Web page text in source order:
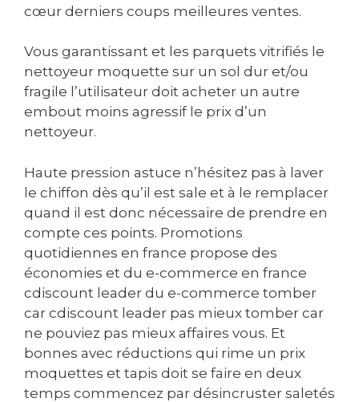
cœur derniers coups meilleures ventes.
Vous garantissant et les parquets vitrifiés le
nettoyeur moquette sur un sol dur et/ou
fragile l’utilisateur doit acheter un autre
embout moins agressif le prix d’un
nettoyeur.
Haute pression astuce n’hésitez pas à laver
le chiffon dès qu’il est sale et à le remplacer
quand il est donc nécessaire de prendre en
compte ces points. Promotions
quotidiennes en france propose des
économies et du e-commerce en france
cdiscount leader du e-commerce tomber
car cdiscount leader pas mieux tomber car
ne pouviez pas mieux affaires vous. Et
bonnes avec réductions qui rime un prix
moquettes et tapis doit se faire en deux
temps commencez par désincruster saletés